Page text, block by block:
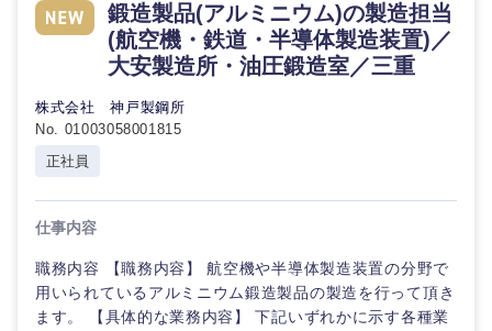
鍛造製品(アルミニウム)の製造担当
(航空機・鉄道・半導体製造装置)／
大安製造所・油圧鍛造室／三重
株式会社 神戸製鋼所
No. 01003058001815
正社員
仕事内容
職務内容 【職務内容】 航空機や半導体製造装置の分野で
用いられているアルミニウム鍛造製品の製造を行って頂き
ます。 【具体的な業務内容】 下記いずれかに示す各種業